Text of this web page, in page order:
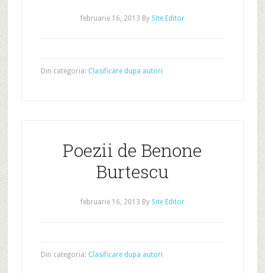
februarie 16, 2013 By Site Editor
Din categoria: Clasificare dupa autori
Poezii de Benone
Burtescu
februarie 16, 2013 By Site Editor
Din categoria: Clasificare dupa autori